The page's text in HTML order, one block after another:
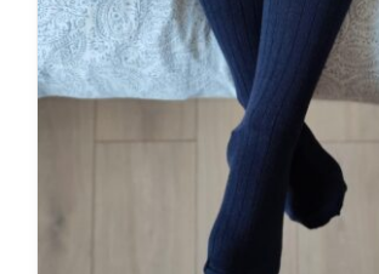
saab
teha
tootelehel.